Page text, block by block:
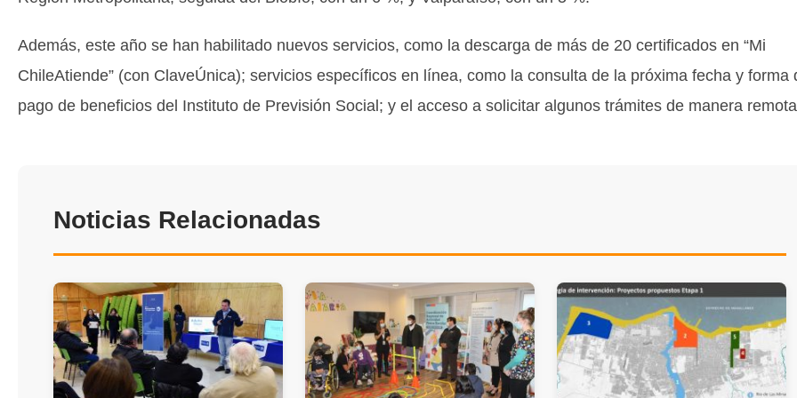
Además, este año se han habilitado nuevos servicios, como la descarga de más de 20 certificados en “Mi
ChileAtiende” (con ClaveÚnica); servicios específicos en línea, como la consulta de la próxima fecha y forma
pago de beneficios del Instituto de Previsión Social; y el acceso a solicitar algunos trámites de manera
Noticias Relacionadas